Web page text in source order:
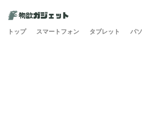
トップ スマートフォン タブレット パ
カテゴリー